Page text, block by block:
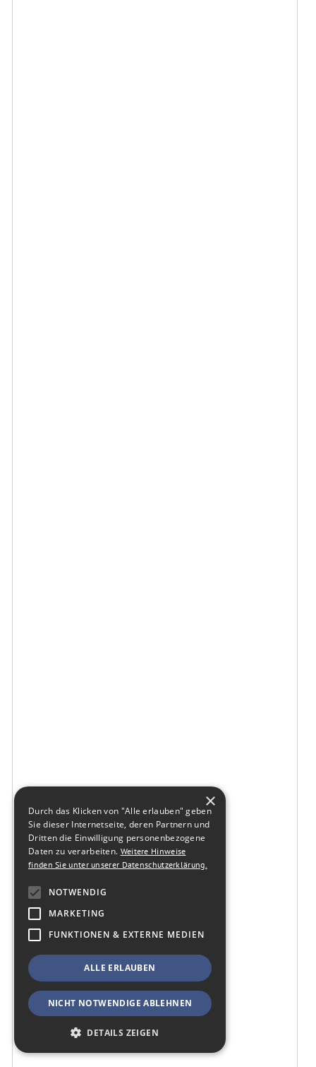
×
Durch das Klicken von "Alle erlauben" geben
Sie dieser Internetseite, deren Partnern und
Dritten die Einwilligung personenbezogene
Daten zu verarbeiten. Weitere Hinweise
finden Sie unter unserer Datenschutzerklärung.
NOTWENDIG
MARKETING
FUNKTIONEN & EXTERNE MEDIEN
ALLE ERLAUBEN
NICHT NOTWENDIGE ABLEHNEN
DETAILS ZEIGEN